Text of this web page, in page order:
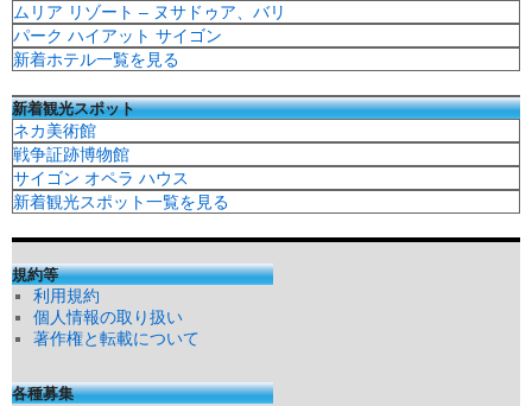
ムリア リゾート – ヌサドゥア、バリ
パーク ハイアット サイゴン
新着ホテル一覧を見る
新着観光スポット
ネカ美術館
戦争証跡博物館
サイゴン オペラ ハウス
新着観光スポット一覧を見る
規約等
利用規約
個人情報の取り扱い
著作権と転載について
各種募集